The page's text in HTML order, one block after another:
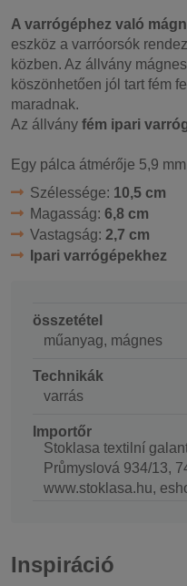
A varrógéphez való
eszköz a varróorsók
közben. Az állvány
köszönhetően jól tart fém
maradnak.
Az állvány fém ipari
Egy pálca átmérője 5,9
Szélessége: 10,5 cm
Magasság: 6,8 cm
Vastagság: 2,7 cm
Ipari varrógépekhez
összetétel
műanyag, mágnes
Technikák
varrás
Importőr
Stoklasa textilní
Průmyslová 934/13,
www.stoklasa.hu,
Inspiráció